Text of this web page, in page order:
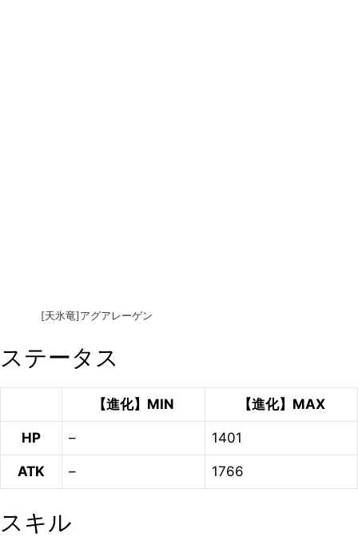
[天氷竜]アグアレーゲン
ステータス
【進化】MIN 【進化】MAX
HP – 1401
ATK – 1766
スキル